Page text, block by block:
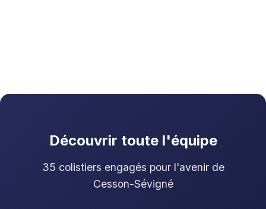
Découvrir toute l'équipe
35 colistiers engagés pour l'avenir de
Cesson-Sévigné